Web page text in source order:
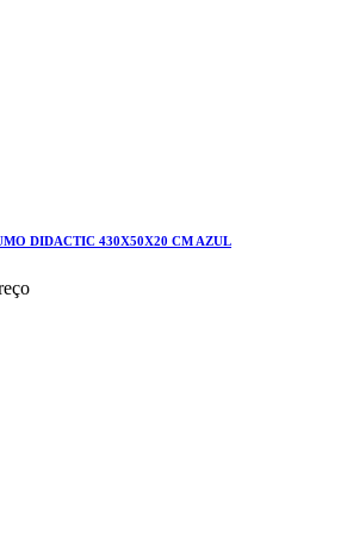
DIDACTIC 430X50X20 CM AZUL